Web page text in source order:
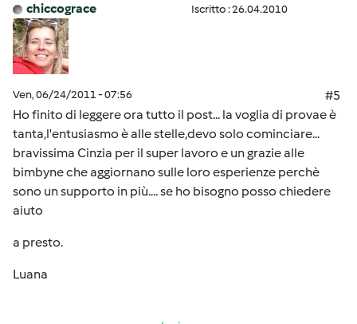
chiccograce Iscritto : 26.04.2010
Ven, 06/24/2011 - 07:56
#5
Ho finito di leggere ora tutto il post... la voglia di provae è
tanta,l'entusiasmo è alle stelle,devo solo cominciare...
bravissima Cinzia per il super lavoro e un grazie alle
bimbyne che aggiornano sulle loro esperienze perchè
sono un supporto in più.... se ho bisogno posso chiedere
aiuto
a presto.
Luana